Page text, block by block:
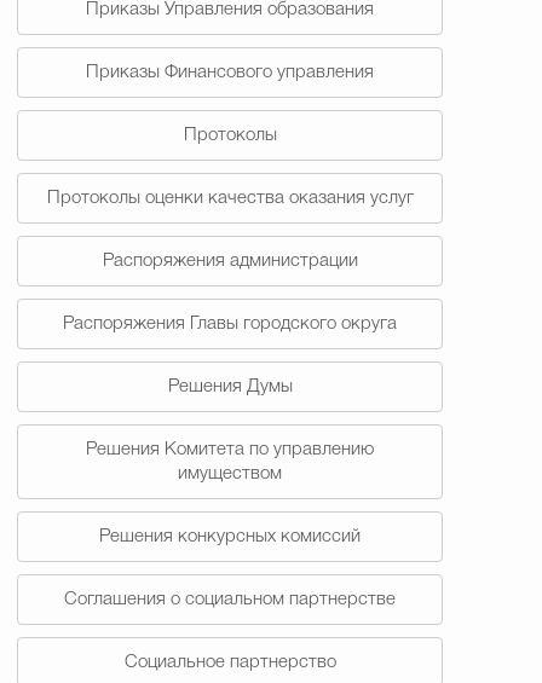
Приказы Управления образования
Приказы Финансового управления
Протоколы
Протоколы оценки качества оказания услуг
Распоряжения администрации
Распоряжения Главы городского округа
Решения Думы
Решения Комитета по управлению
имуществом
Решения конкурсных комиссий
Соглашения о социальном партнерстве
Социальное партнерство